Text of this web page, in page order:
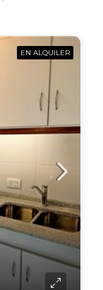
EN ALQUILER